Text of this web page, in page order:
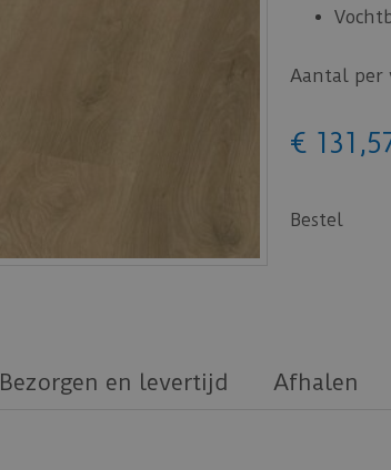
Aantal per
€ 131 ,
Bestel
Bezorgen en levertijd Afhalen